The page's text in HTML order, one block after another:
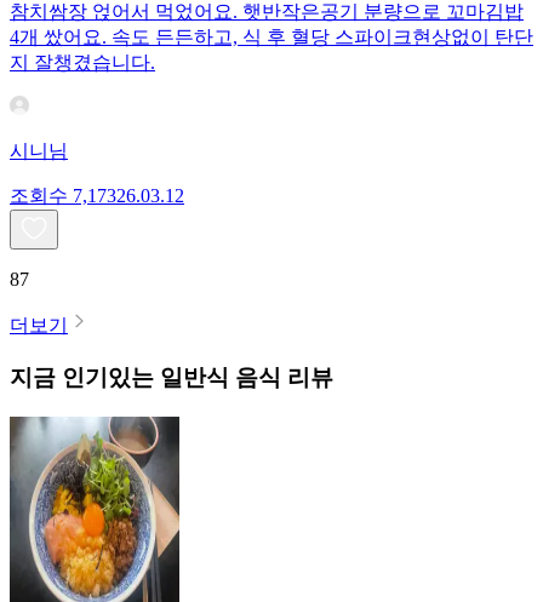
참치쌈장 얹어서 먹었어요. 햇반작은공기 분량으로 꼬마김밥
4개 쌌어요. 속도 든든하고, 식 후 혈당 스파이크현상없이 탄단
지 잘챙겼습니다.
시니님
조회수 7,17326.03.12
87
더보기
지금 인기있는 일반식 음식 리뷰